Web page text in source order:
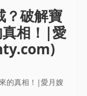
？破解寶
相！|愛